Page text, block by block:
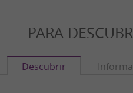
PARA
Descubrir